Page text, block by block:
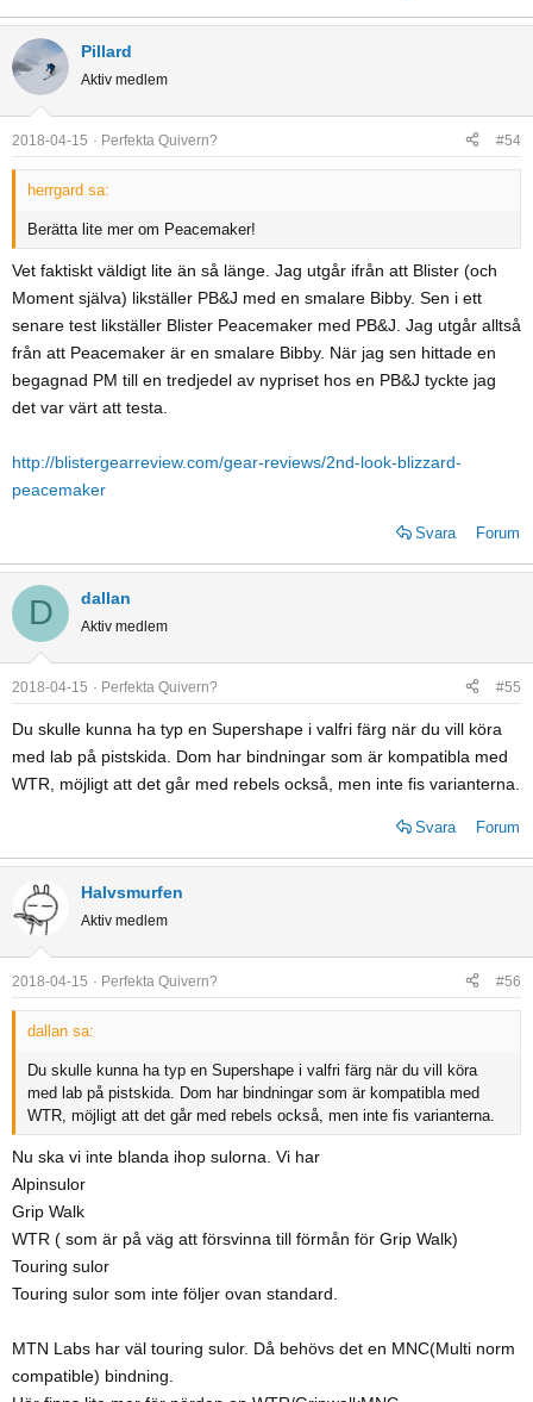
Pillard
Aktiv medlem
2018-04-15 Perfekta Quivern? #54
herrgard sa:
Berätta lite mer om Peacemaker!
Vet faktiskt väldigt lite än så länge. Jag utgår ifrån att Blister (och
Moment själva) likställer PB&J med en smalare Bibby. Sen i ett
senare test likställer Blister Peacemaker med PB&J. Jag utgår alltså
från att Peacemaker är en smalare Bibby. När jag sen hittade en
begagnad PM till en tredjedel av nypriset hos en PB&J tyckte jag
det var värt att testa.
http://blistergearreview.com/gear-reviews/2nd-look-blizzard-
peacemaker
Svara Forum
D dallan
Aktiv medlem
2018-04-15 Perfekta Quivern? #55
Du skulle kunna ha typ en Supershape i valfri färg när du vill köra
med lab på pistskida. Dom har bindningar som är kompatibla med
WTR, möjligt att det går med rebels också, men inte fis varianterna.
Svara Forum
Halvsmurfen
Aktiv medlem
2018-04-15 Perfekta Quivern? #56
dallan sa:
Du skulle kunna ha typ en Supershape i valfri färg när du vill köra
med lab på pistskida. Dom har bindningar som är kompatibla med
WTR, möjligt att det går med rebels också, men inte fis varianterna.
Nu ska vi inte blanda ihop sulorna. Vi har
Alpinsulor
Grip Walk
WTR ( som är på väg att försvinna till förmån för Grip Walk)
Touring sulor
Touring sulor som inte följer ovan standard.
MTN Labs har väl touring sulor. Då behövs det en MNC(Multi norm
compatible) bindning.